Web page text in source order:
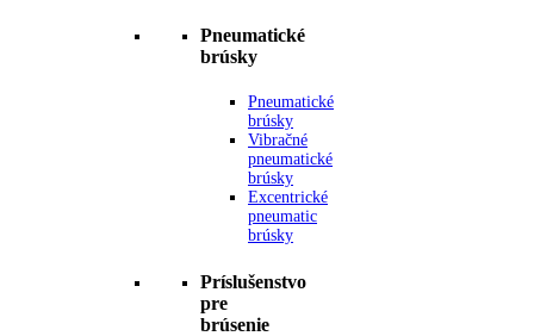
Pneumatické
brúsky
Pneumatické
brúsky
Vibračné
pneumatické
brúsky
Excentrické
pneumatic
brúsky
Príslušenstvo
pre
brúsenie